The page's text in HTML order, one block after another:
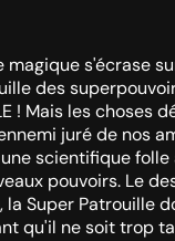
s'écrase
des
! Mais les choses
juré de nos
scientifique
pouvoirs. Le
la Super Patrouille
qu'il ne soit trop